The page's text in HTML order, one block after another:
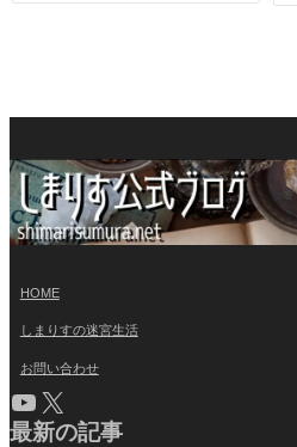
HOME
しまりすの迷宮生活
お問い合わせ
YouTube X
最新の記事